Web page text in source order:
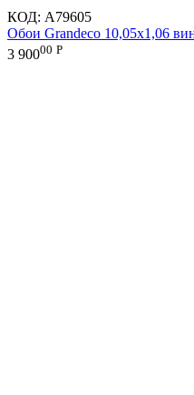
КОД: A79605
Обои Grandeco 10,05х1,06
3 90000 Р